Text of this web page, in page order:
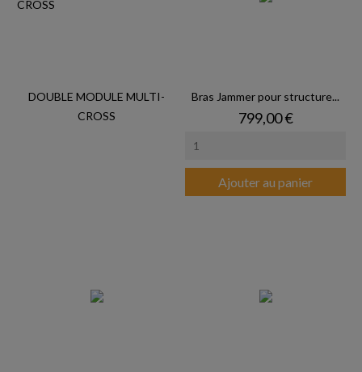
DOUBLE MODULE MULTI-
CROSS
Bras Jammer pour structure...
Prix
799,00 €
Ajouter au panier